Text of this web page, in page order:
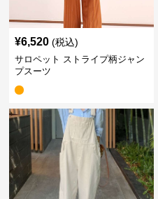
¥6,520 (税込)
サロペット ストライプ柄ジャン
プスーツ